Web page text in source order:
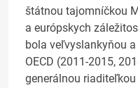
štátnou tajomníčkou
a európskych
bola veľvyslankyňou
OECD (2011-2015,
generálnou